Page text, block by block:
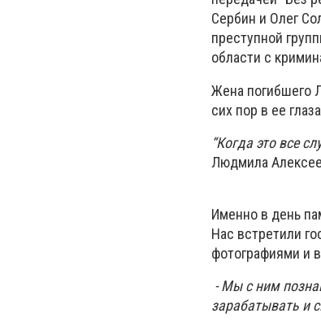
Сербин и Олег
преступной
области с
Жена погибшего
сих пор в ее
“Когда это все
Людмила
Именно в день
Нас встретили
фотографиями и
- Мы с ним
зарабатывать и